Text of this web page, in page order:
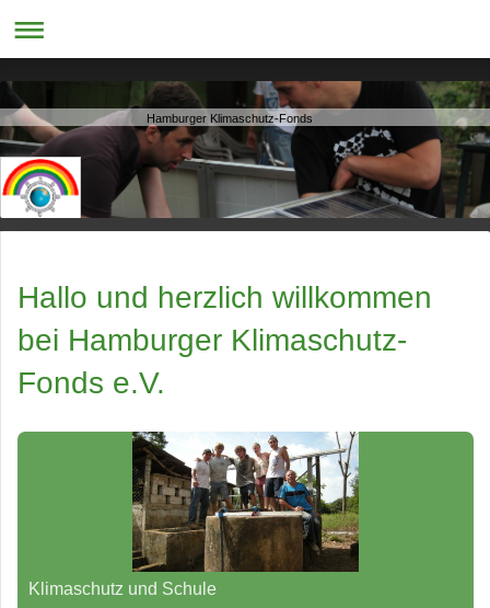
Hamburger Klimaschutz-Fonds
Hallo und herzlich willkommen
bei Hamburger Klimaschutz-
Fonds e.V.
Klimaschutz und Schule